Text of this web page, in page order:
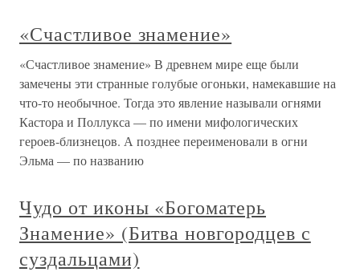
«Счастливое знамение»
«Счастливое знамение» В древнем мире еще были
замечены эти странные голубые огоньки, намекавшие на
что-то необычное. Тогда это явление называли огнями
Кастора и Поллукса — по имени мифологических
героев-близнецов. А позднее переименовали в огни
Эльма — по названию
Чудо от иконы «Богоматерь
Знамение» (Битва новгородцев с
суздальцами)